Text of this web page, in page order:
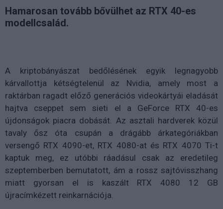
Hamarosan tovább bővülhet az RTX 40-es
modellcsalád.
A kriptobányászat bedőlésének egyik legnagyobb
kárvallottja kétségtelenül az Nvidia, amely most a
raktárban ragadt előző generációs videokártyái eladását
hajtva cseppet sem sieti el a GeForce RTX 40-es
újdonságok piacra dobását. Az asztali hardverek közül
tavaly ősz óta csupán a drágább árkategóriákban
versengő RTX 4090-et, RTX 4080-at és RTX 4070 Ti-t
kaptuk meg, ez utóbbi ráadásul csak az eredetileg
szeptemberben bemutatott, ám a rossz sajtóvisszhang
miatt gyorsan el is kaszált RTX 4080 12 GB
újracímkézett reinkarnációja.